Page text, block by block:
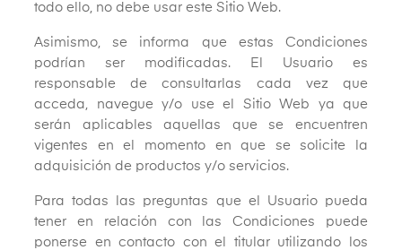
todo ello, no debe usar este Sitio Web.
Asimismo, se informa que estas Condiciones
podrían ser modificadas. El Usuario es
responsable de consultarlas cada vez que
acceda, navegue y/o use el Sitio Web ya que
serán aplicables aquellas que se encuentren
vigentes en el momento en que se solicite la
adquisición de productos y/o servicios.
Para todas las preguntas que el Usuario pueda
tener en relación con las Condiciones puede
ponerse en contacto con el titular utilizando los